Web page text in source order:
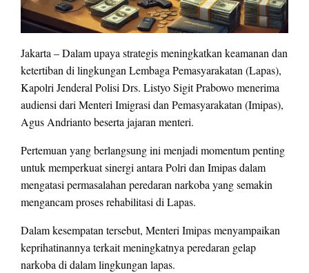
Jakarta – Dalam upaya strategis meningkatkan keamanan dan
ketertiban di lingkungan Lembaga Pemasyarakatan (Lapas),
Kapolri Jenderal Polisi Drs. Listyo Sigit Prabowo menerima
audiensi dari Menteri Imigrasi dan Pemasyarakatan (Imipas),
Agus Andrianto beserta jajaran menteri.
Pertemuan yang berlangsung ini menjadi momentum penting
untuk memperkuat sinergi antara Polri dan Imipas dalam
mengatasi permasalahan peredaran narkoba yang semakin
mengancam proses rehabilitasi di Lapas.
Dalam kesempatan tersebut, Menteri Imipas menyampaikan
keprihatinannya terkait meningkatnya peredaran gelap
narkoba di dalam lingkungan lapas.